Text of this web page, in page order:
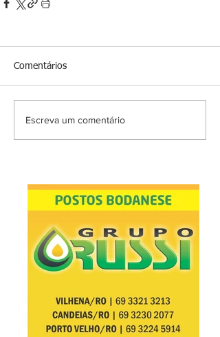
Comentários
Escreva um comentário